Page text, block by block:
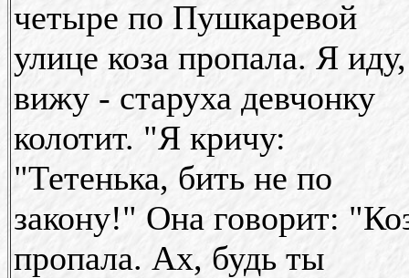
четыре по Пушкаревой
улице коза пропала. Я иду,
вижу - старуха девчонку
колотит. "Я кричу:
"Тетенька, бить не по
закону!" Она говорит:
пропала. Ах, будь ты